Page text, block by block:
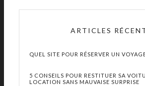
ARTICLES
QUEL SITE POUR RÉSERVER UN
5 CONSEILS POUR RESTITUER SA
LOCATION SANS MAUVAISE SURPRISE